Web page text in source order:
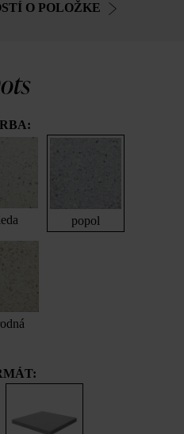
O POLOŽKE
popol